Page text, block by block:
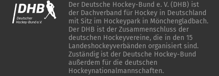
Der Deutsche Hockey-Bund e. V. (DHB) ist
der Dachverband für Hockey in Deutschland
mit Sitz im Hockeypark in Mönchengladbach.
Der DHB ist der Zusammenschluss der
deutschen Hockeyvereine, die in den 15
Landeshockeyverbänden organisiert sind.
Zuständig ist der Deutsche Hockey-Bund
außerdem für die deutschen
Hockeynationalmannschaften.